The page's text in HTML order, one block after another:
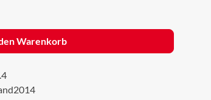
den gewünschten Wert ein
Warenkorb